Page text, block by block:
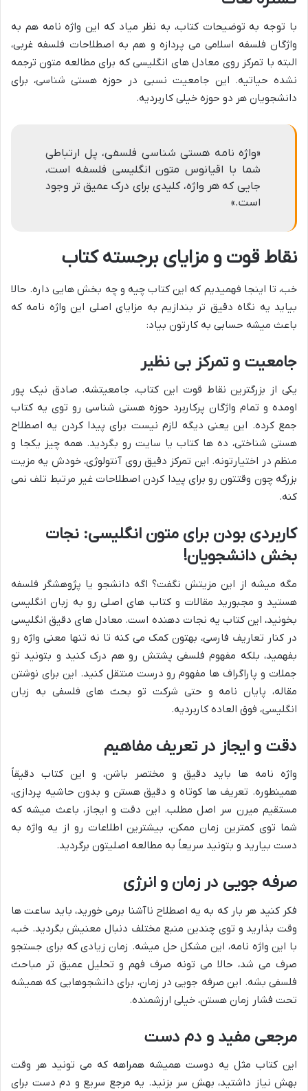
با توجه به توضیحات کتاب، به نظر میاد که این واژه نامه هم به
واژگان فلسفه اسلامی می پردازه و هم به اصطلاحات فلسفه غربی،
البته با تمرکز روی معادل های انگلیسی که برای مطالعه متون ترجمه
نشده حیاتیه. این جامعیت نسبی در حوزه هستی شناسی، برای
دانشجویان هر دو حوزه خیلی کاربردیه.
«واژه نامه هستی شناسی فلسفی، پل ارتباطی
شما با اقیانوس متون انگلیسی فلسفه است،
جایی که هر واژه، کلیدی برای درک عمیق تر وجود
است.»
نقاط قوت و مزایای برجسته کتاب
خب، تا اینجا فهمیدیم که این کتاب چیه و چه بخش هایی داره. حالا
بیاید یه نگاه دقیق تر بندازیم به مزایای اصلی این واژه نامه که
باعث میشه حسابی به کارتون بیاد:
جامعیت و تمرکز بی نظیر
یکی از بزرگترین نقاط قوت این کتاب، جامعیتشه. صادق نیک پور
اومده و تمام واژگان پرکاربرد حوزه هستی شناسی رو توی یه کتاب
جمع کرده. این یعنی دیگه لازم نیست برای پیدا کردن یه اصطلاح
هستی شناختی، ده ها کتاب یا سایت رو بگردید. همه چیز یکجا و
منظم در اختیارتونه. این تمرکز دقیق روی آنتولوژی، خودش یه مزیت
بزرگه چون وقتتون رو برای پیدا کردن اصطلاحات غیر مرتبط تلف نمی
کنه.
کاربردی بودن برای متون انگلیسی: نجات
بخش دانشجویان!
مگه میشه از این مزیتش نگفت؟ اگه دانشجو یا پژوهشگر فلسفه
هستید و مجبورید مقالات و کتاب های اصلی رو به زبان انگلیسی
بخونید، این کتاب یه نجات دهنده است. معادل های دقیق انگلیسی
در کنار تعاریف فارسی، بهتون کمک می کنه تا نه تنها معنی واژه رو
بفهمید، بلکه مفهوم فلسفی پشتش رو هم درک کنید و بتونید تو
جملات و پاراگراف ها مفهوم رو درست منتقل کنید. این برای نوشتن
مقاله، پایان نامه و حتی شرکت تو بحث های فلسفی به زبان
انگلیسی، فوق العاده کاربردیه.
دقت و ایجاز در تعریف مفاهیم
واژه نامه ها باید دقیق و مختصر باشن، و این کتاب دقیقاً
همینطوره. تعریف ها کوتاه و دقیق هستن و بدون حاشیه پردازی،
مستقیم میرن سر اصل مطلب. این دقت و ایجاز، باعث میشه که
شما توی کمترین زمان ممکن، بیشترین اطلاعات رو از یه واژه به
دست بیارید و بتونید سریعاً به مطالعه اصلیتون برگردید.
صرفه جویی در زمان و انرژی
فکر کنید هر بار که به یه اصطلاح ناآشنا برمی خورید، باید ساعت ها
وقت بذارید و توی چندین منبع مختلف دنبال معنیش بگردید. خب،
با این واژه نامه، این مشکل حل میشه. زمان زیادی که برای جستجو
صرف می شد، حالا می تونه صرف فهم و تحلیل عمیق تر مباحث
فلسفی بشه. این صرفه جویی در زمان، برای دانشجوهایی که همیشه
تحت فشار زمان هستن، خیلی ارزشمنده.
مرجعی مفید و دم دست
این کتاب مثل یه دوست همیشه همراهه که می تونید هر وقت
بهش نیاز داشتید، بهش سر بزنید. یه مرجع سریع و دم دست برای